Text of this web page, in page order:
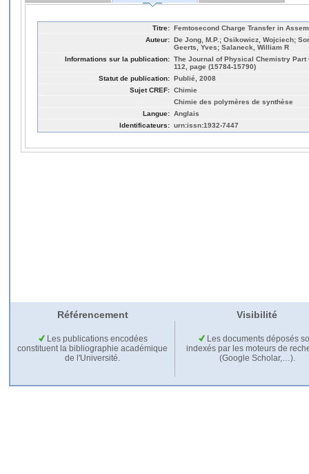
Titre: Femtosecond Charge Transfer in
Auteur: De Jong, M.P.; Osikowicz, Wojciech;
Geerts, Yves; Salaneck, William R
Informations sur la publication: The Journal of Physical Chemistry Part
112, page (15784-15790)
Statut de publication: Publié, 2008
Sujet CREF: Chimie
Chimie des polymères de synthèse
Langue: Anglais
Identificateurs: urn:issn:1932-7447
Référencement Visibilité
Les publications encodées
constituent la bibliographie académique
de l'Université.
Les documents déposés
indexés par les moteurs de
(Google Scholar,…).